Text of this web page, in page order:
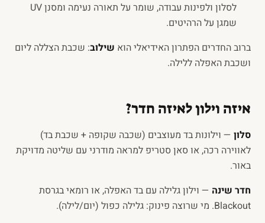
לסלון ולפינות עבודה, שומר על תאורה נעימה ומסנן UV
שמגן על הרהיטים.
ברוב החדרים הפתרון האידיאלי הוא שילוב: שכבת הצללה ליום
ושכבת האפלה ללילה.
איזה וילון לאיזה חדר?
סלון — וילונות בד מעוצבים (שכבה שקופה + שכבת בד)
לאווירה רכה, או סאן סטריפ למראה מודרני עם שליטה מדויקת
באור.
חדר שינה — וילון גלילה עם בד האפלה, או רומאי בגרסת
Blackout. מי שרוצה פינוק: גלילה כפול (יום/לילה).